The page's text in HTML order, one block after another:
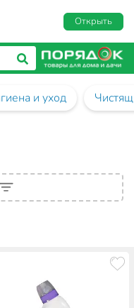
Открыть
и уход